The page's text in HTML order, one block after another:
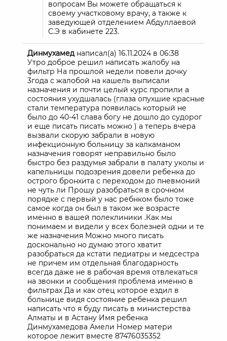
вопросам Вы можете обращаться к
своему участковому врачу, а также к
заведующей отделением Абдуллаевой
С.Э в кабинете 223.
Динмухамед написал(а) 16.11.2024 в 06:38
Утро доброе решил написать жалобу на
фильтр На прошлой недели повели дочку
3года с жалобой на кашель выписали
назначения и почти целый курс пропили а
состояния ухудшалась (глаза опухшие красные
стали температура появилась который не
было до 40-41 слава богу не дошло до судорог
и еще писать писать можно ) а теперь вчера
вызвали скорую забрали в новую
инфекционную больницу за калкаманом
назначения говорят неправильно было
быстро без раздумья забрали в палату уколы и
капельницы подозрения довели ребенка до
острого бронхита с переходом до пневмоний
не чуть ли Прошу разобраться в срочном
порядке с первый у нас ребнком было тоже
самое когда он был в таком же возрасте
именно в вашей полеклиники .Как мы
понимаем и видели у всех болезней одни и те
же назначения Можно много писать
досконально но думаю этого хватит
разобраться да кстати педиатры и медсестра
не причем им отдельная благодарность
всегда даже не в рабочая время отвлекаться
на звонки и сообщения проблема именно в
фильтрах Да и как отец которое ездил в
больнице видя состояние ребенка решил
написать что я буду писать в министерства
Алматы и в Астану Имя ребенка
Динмухамедова Амели Номер матери
которое лежит вместе 87476035352